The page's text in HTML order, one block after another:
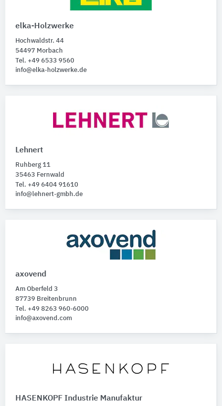
elka-Holzwerke
Hochwaldstr. 44
54497 Morbach
Tel. +49 6533 9560
info@elka-holzwerke.de
Lehnert
Ruhberg 11
35463 Fernwald
Tel. +49 6404 91610
info@lehnert-gmbh.de
axovend
Am Oberfeld 3
87739 Breitenbrunn
Tel. +49 8263 960-6000
info@axovend.com
HASENKOPF Industrie Manufaktur